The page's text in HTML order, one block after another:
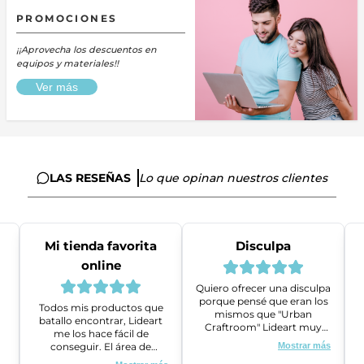
PROMOCIONES
¡¡Aprovecha los descuentos en
equipos y materiales!!
Ver más
LAS RESEÑAS Lo que opinan nuestros clientes
Mi tienda favorita
online
Todos mis productos que
batallo encontrar, Lideart
me los hace fácil de
conseguir. El área de
ventas es super amable y
Disculpa
Quiero ofrecer una disculpa
porque pensé que eran los
mismos que "Urban
Craftroom" Lideart muy
amables me ayudaron a
gestionar un problema que
Mostrar más